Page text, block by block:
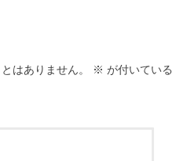
はありません。 ※ が付いている